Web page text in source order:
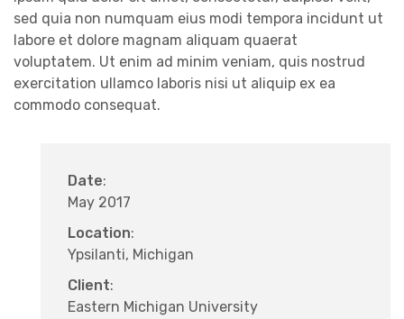
sed quia non numquam eius modi tempora incidunt ut
labore et dolore magnam aliquam quaerat
voluptatem. Ut enim ad minim veniam, quis nostrud
exercitation ullamco laboris nisi ut aliquip ex ea
commodo consequat.
Date:
May 2017
Location:
Ypsilanti, Michigan
Client:
Eastern Michigan University